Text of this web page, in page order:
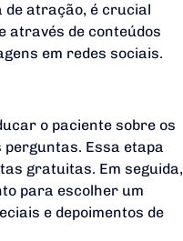
de atração, é crucial
através de conteúdos
em redes sociais.
o paciente sobre os
Essa etapa
gratuitas. Em seguida,
para escolher um
e depoimentos de